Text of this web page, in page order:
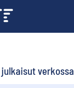
verkossa